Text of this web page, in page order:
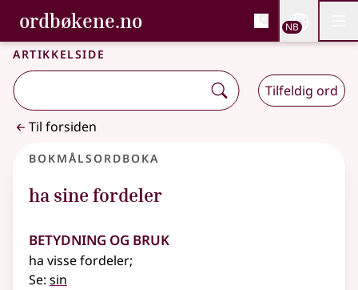
Gå til hovedinnhold
Tilgjengelighet
ordbøkene.no, Bokmålsordboka og
Bokmålsordboka og Nynorskordboka
NB
Artikkelside
Tilfeldig ord
Til forsiden
Bokmålsordboka
ha sine fordeler
Betydning og bruk
ha visse fordeler;
Se: sin